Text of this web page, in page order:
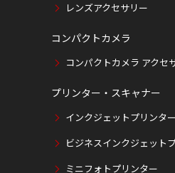
レンズアクセサリー
コンパクトカメラ
コンパクトカメラ アクセ
プリンター・スキャナー
インクジェットプリンター
ビジネスインクジェット
ミニフォトプリンター